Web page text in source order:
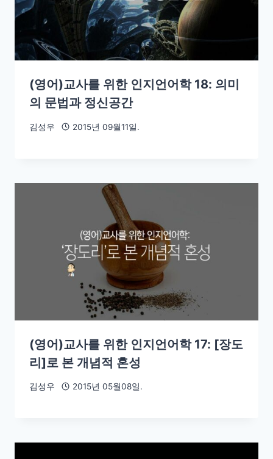
(영어)교사를 위한 인지언어학 18: 의미
의 문법과 정신공간
김성우 2015년 09월11일.
(영어)교사를 위한 인지언어학 17: [장도
리]로 본 개념적 혼성
김성우 2015년 05월08일.